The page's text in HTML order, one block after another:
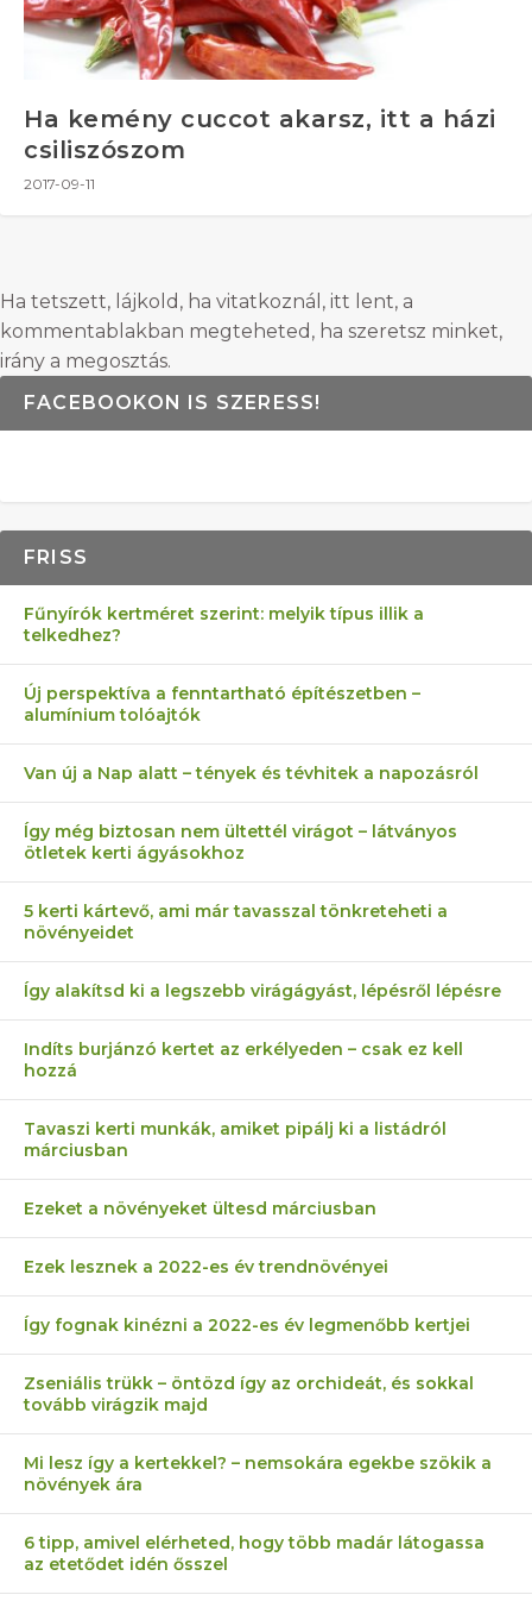
Ha kemény cuccot akarsz, itt a házi
csiliszószom
2017-09-11
Ha tetszett, lájkold, ha vitatkoznál, itt lent, a
kommentablakban megteheted, ha szeretsz minket,
irány a megosztás.
FACEBOOKON IS SZERESS!
FRISS
Fűnyírók kertméret szerint: melyik típus illik a
telkedhez?
Új perspektíva a fenntartható építészetben –
alumínium tolóajtók
Van új a Nap alatt – tények és tévhitek a napozásról
Így még biztosan nem ültettél virágot – látványos
ötletek kerti ágyásokhoz
5 kerti kártevő, ami már tavasszal tönkreteheti a
növényeidet
Így alakítsd ki a legszebb virágágyást, lépésről lépésre
Indíts burjánzó kertet az erkélyeden – csak ez kell
hozzá
Tavaszi kerti munkák, amiket pipálj ki a listádról
márciusban
Ezeket a növényeket ültesd márciusban
Ezek lesznek a 2022-es év trendnövényei
Így fognak kinézni a 2022-es év legmenőbb kertjei
Zseniális trükk – öntözd így az orchideát, és sokkal
tovább virágzik majd
Mi lesz így a kertekkel? – nemsokára egekbe szökik a
növények ára
6 tipp, amivel elérheted, hogy több madár látogassa
az etetődet idén ősszel